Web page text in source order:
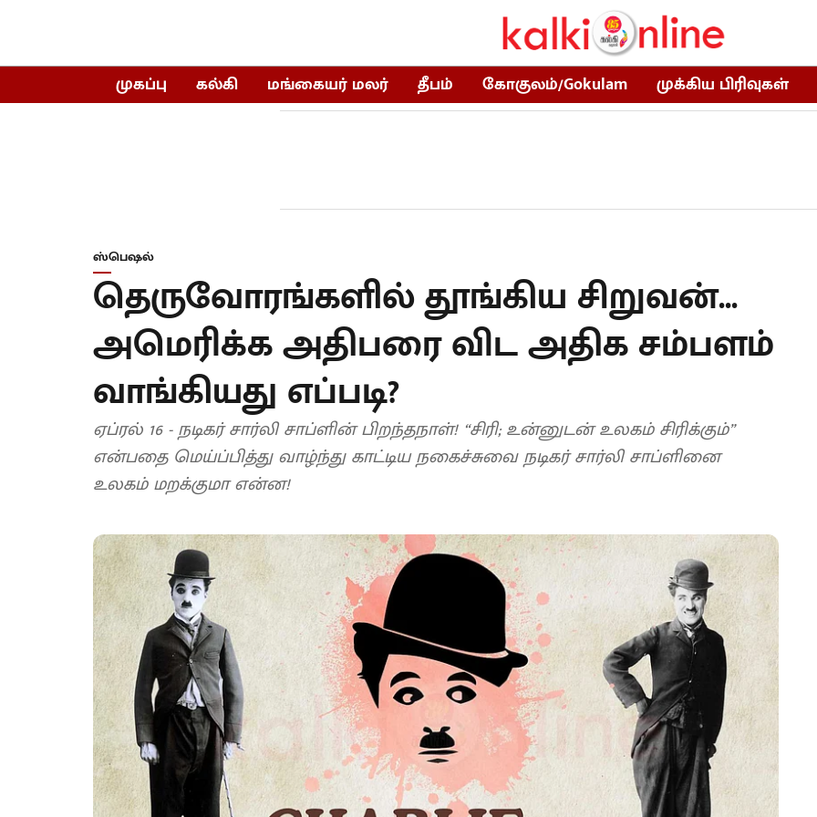
முகப்பு கல்கி மங்கையர் மலர் தீபம் கோகுலம்/Gokulam முக்கிய பிரிவுகள்
ஸ்பெஷல்
தெருவோரங்களில் தூங்கிய சிறுவன்...
அமெரிக்க அதிபரை விட அதிக சம்பளம்
வாங்கியது எப்படி?
ஏப்ரல் 16 - நடிகர் சார்லி சாப்ளின் பிறந்தநாள்! “சிரி; உன்னுடன் உலகம் சிரிக்கும்”
என்பதை மெய்ப்பித்து வாழ்ந்து காட்டிய நகைச்சுவை நடிகர் சார்லி சாப்ளினை
உலகம் மறக்குமா என்ன!